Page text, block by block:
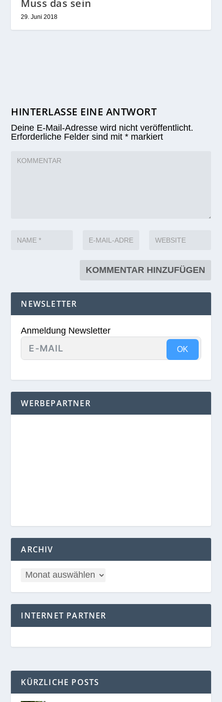
Muss das sein
29. Juni 2018
HINTERLASSE EINE ANTWORT
Deine E-Mail-Adresse wird nicht veröffentlicht.
Erforderliche Felder sind mit* markiert
NEWSLETTER
Anmeldung Newsletter
OK
WERBEPARTNER
ARCHIV
INTERNET PARTNER
KÜRZLICHE POSTS